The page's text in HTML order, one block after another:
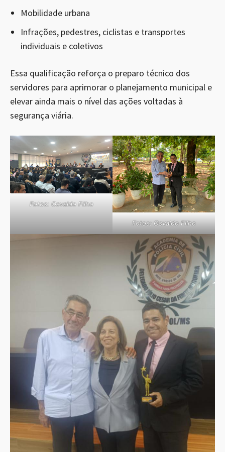
Mobilidade urbana
Infrações, pedestres, ciclistas e transportes
individuais e coletivos
Essa qualificação reforça o preparo técnico dos
servidores para aprimorar o planejamento municipal e
elevar ainda mais o nível das ações voltadas à
segurança viária.
Fotos: Osvaldo Filho
Fotos: Osvaldo Filho